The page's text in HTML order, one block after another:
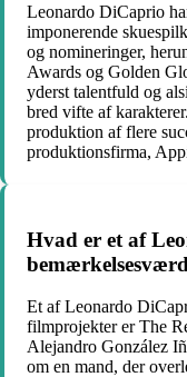
Leonardo DiCaprio
imponerende
og nomineringer,
Awards og Golden
yderst talentfuld og
bred vifte af
produktion af flere
produktionsfirma,
Hvad er et af
Et af Leonardo
filmprojekter er The
Alejandro González
om en mand, der